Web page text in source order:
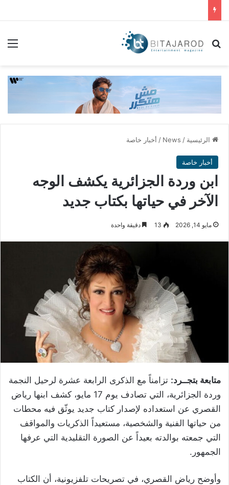
بحث عن
الرئيسية /
News
/ أخبار خاصة
أخبار خاصة
ابن وردة الجزائرية يكشف الوجه
الآخر في حياتها بكتاب جديد
مايو 14, 2026 13 دقيقة واحدة
متابعة بتجــرد: تزامناً مع الذكرى الرابعة عشرة لرحيل النجمة
وردة الجزائرية، التي تصادف يوم 17 مايو، كشف ابنها رياض
القصري عن استعداده لإصدار كتاب جديد يوثّق فيه محطات
من حياتها الفنية والشخصية، مستعيداً الذكريات والمواقف
التي جمعته بوالدته بعيداً عن الصورة التقليدية التي عرفها
الجمهور.
وأوضح رياض القصري، في تصريحات تلفزيونية، أن الكتاب